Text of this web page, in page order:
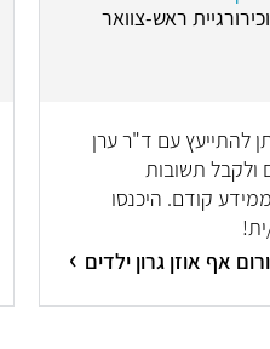
ראש-צוואר
להתייעץ עם ד"ר ערן
ולקבל תשובות
קודם. היכנסו
אף אוזן גרון ילדים